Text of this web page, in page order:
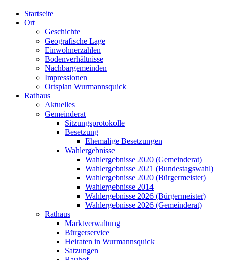
Startseite
Ort
Geschichte
Geografische Lage
Einwohnerzahlen
Bodenverhältnisse
Nachbargemeinden
Impressionen
Ortsplan Wurmannsquick
Rathaus
Aktuelles
Gemeinderat
Sitzungsprotokolle
Besetzung
Ehemalige Besetzungen
Wahlergebnisse
Wahlergebnisse 2020 (Gemeinderat)
Wahlergebnisse 2021 (Bundestagswahl)
Wahlergebnisse 2020 (Bürgermeister)
Wahlergebnisse 2014
Wahlergebnisse 2026 (Bürgermeister)
Wahlergebnisse 2026 (Gemeinderat)
Rathaus
Marktverwaltung
Bürgerservice
Heiraten in Wurmannsquick
Satzungen